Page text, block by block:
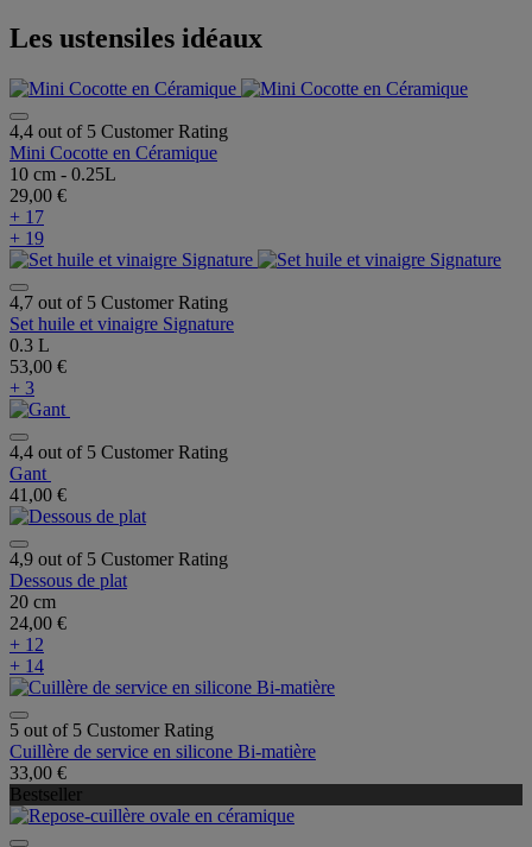
Les ustensiles idéaux
4,4 out of 5 Customer Rating
Mini Cocotte en Céramique
10 cm - 0.25L
29,00 €
+ 17
+ 19
4,7 out of 5 Customer Rating
Set huile et vinaigre Signature
0.3 L
53,00 €
+ 3
4,4 out of 5 Customer Rating
Gant
41,00 €
4,9 out of 5 Customer Rating
Dessous de plat
20 cm
24,00 €
+ 12
+ 14
5 out of 5 Customer Rating
Cuillère de service en silicone Bi-matière
33,00 €
Bestseller